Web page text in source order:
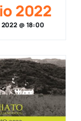
2022
@ 18:00